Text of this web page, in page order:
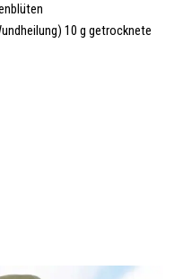
10 g getrocknete